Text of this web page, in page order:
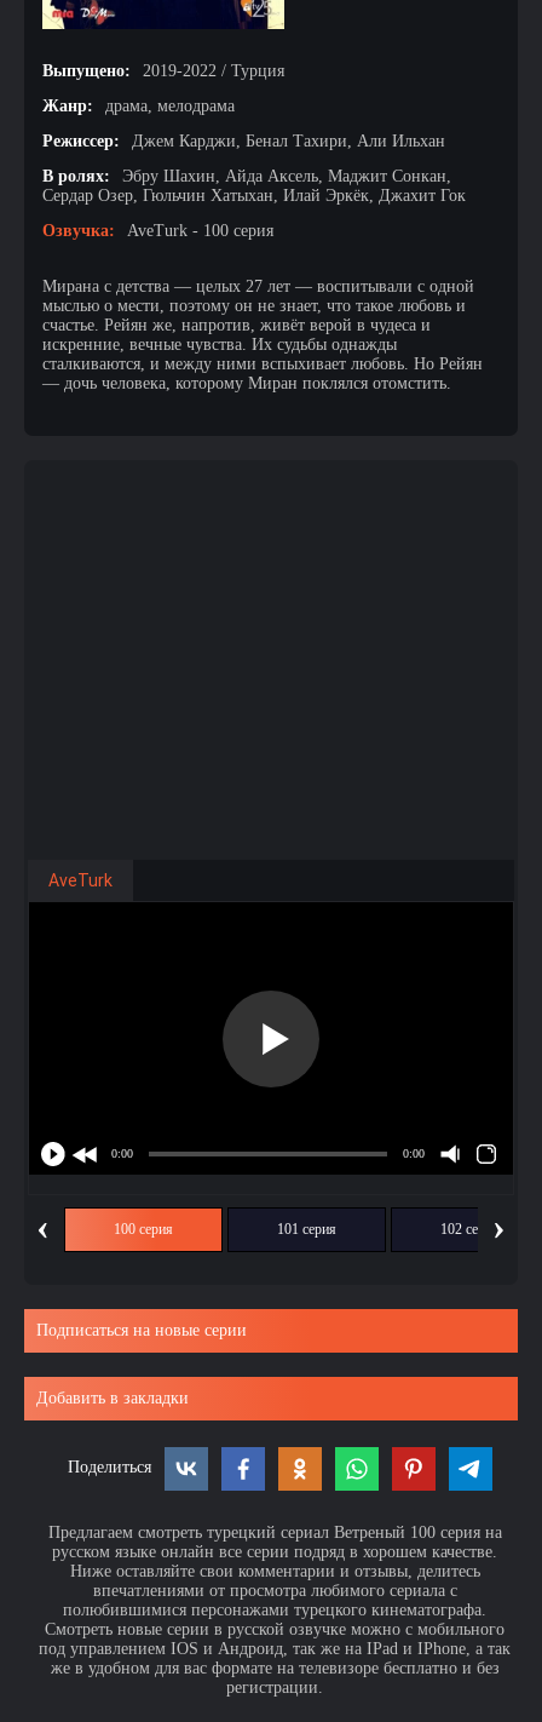
Выпущено:
2019-2022 / Турция
Жанр:
драма, мелодрама
Режиссер:
Джем Карджи, Бенал Тахири, Али Ильхан
В ролях:
Эбру Шахин, Айда Аксель, Маджит Сонкан,
Сердар Озер, Гюльчин Хатыхан, Илай Эркёк, Джахит Гок
Озвучка:
AveTurk - 100 серия
Мирана с детства — целых 27 лет — воспитывали с одной
мыслью о мести, поэтому он не знает, что такое любовь и
счастье. Рейян же, напротив, живёт верой в чудеса и
искренние, вечные чувства. Их судьбы однажды
сталкиваются, и между ними вспыхивает любовь. Но Рейян
— дочь человека, которому Миран поклялся отомстить.
AveTurk
‹ 100 серия 101 серия 102 серия›
Подписаться на новые серии
Добавить в закладки
Поделиться
Предлагаем смотреть турецкий сериал Ветреный 100 серия на
русском языке онлайн все серии подряд в хорошем качестве.
Ниже оставляйте свои комментарии и отзывы, делитесь
впечатлениями от просмотра любимого сериала с
полюбившимися персонажами турецкого кинематографа.
Смотреть новые серии в русской озвучке можно с мобильного
под управлением IOS и Андроид, так же на IPad и IPhone, а так
же в удобном для вас формате на телевизоре бесплатно и без
регистрации.